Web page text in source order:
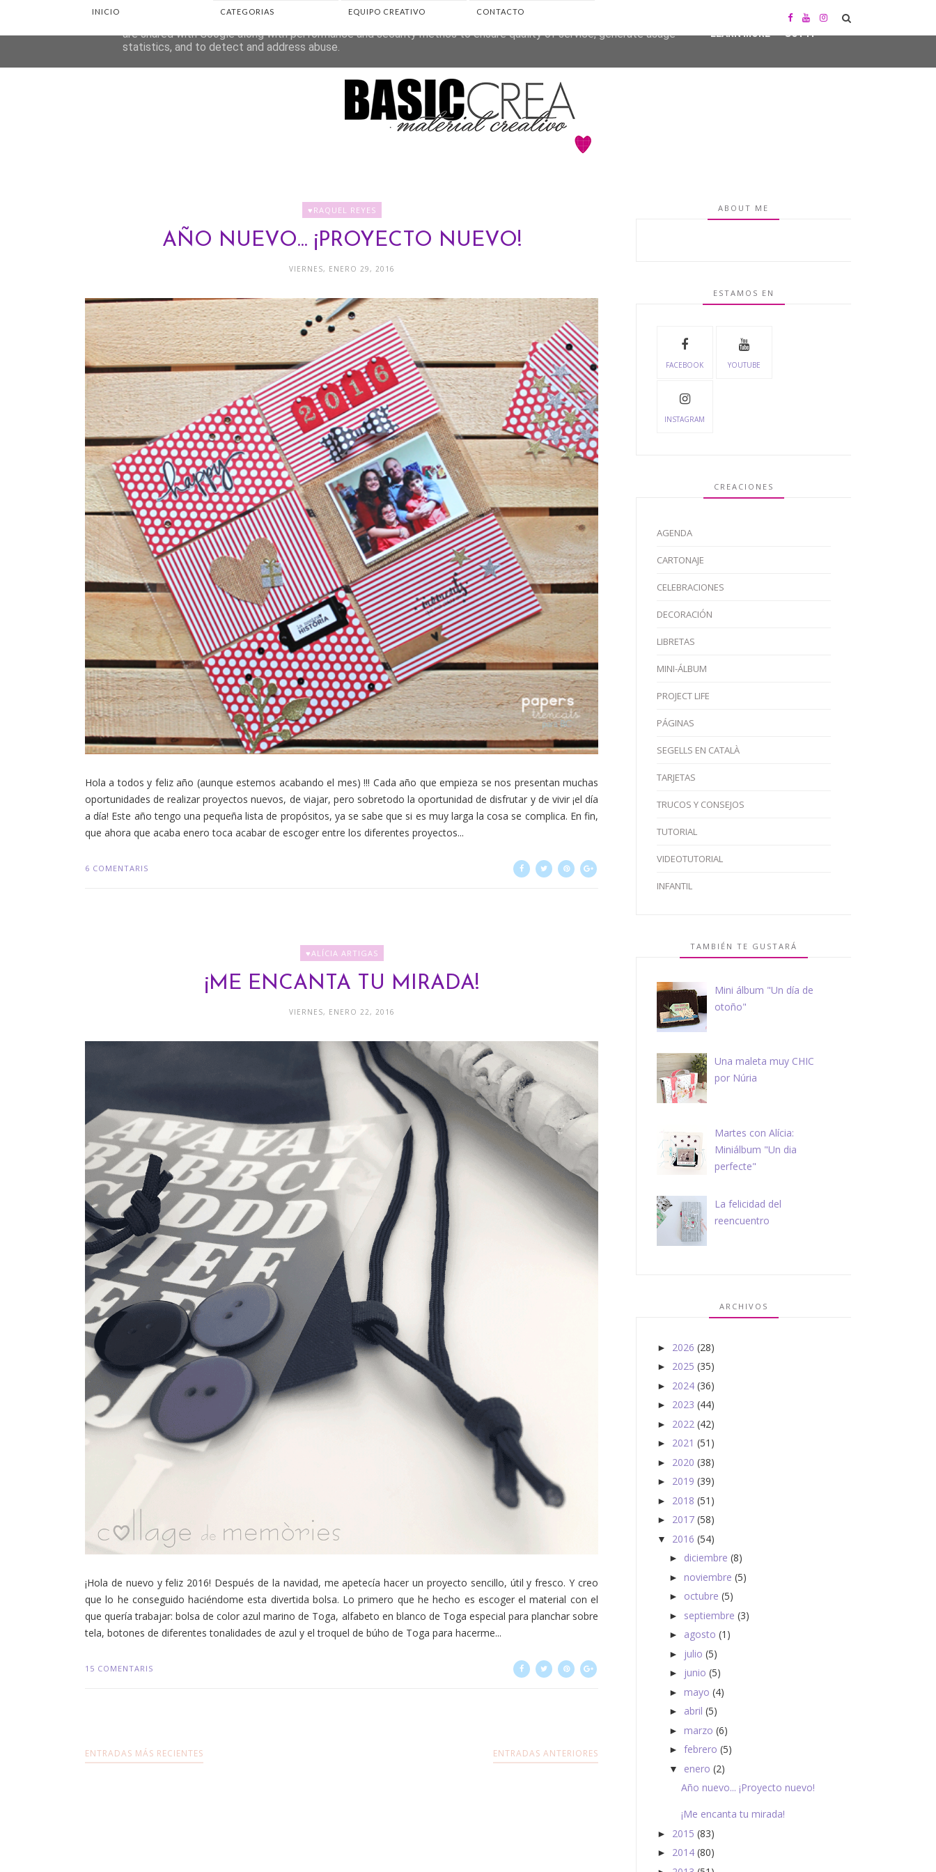
INICIO CATEGORIAS EQUIPO CREATIVO CONTACTO
♥RAQUEL REYES
AÑO NUEVO... ¡PROYECTO NUEVO!
VIERNES, ENERO 29, 2016
Hola a todos y feliz año (aunque estemos acabando el mes) !!! Cada año que empieza se nos presentan muchas
oportunidades de realizar proyectos nuevos, de viajar, pero sobretodo la oportunidad de disfrutar y de vivir ¡el día
a día! Este año tengo una pequeña lista de propósitos, ya se sabe que si es muy larga la cosa se complica. En fin,
que ahora que acaba enero toca acabar de escoger entre los diferentes proyectos...
6 COMENTARIS
♥ALÍCIA ARTIGAS
¡ME ENCANTA TU MIRADA!
VIERNES, ENERO 22, 2016
¡Hola de nuevo y feliz 2016! Después de la navidad, me apetecía hacer un proyecto sencillo, útil y fresco. Y creo
que lo he conseguido haciéndome esta divertida bolsa. Lo primero que he hecho es escoger el material con el
que quería trabajar: bolsa de color azul marino de Toga, alfabeto en blanco de Toga especial para planchar sobre
tela, botones de diferentes tonalidades de azul y el troquel de búho de Toga para hacerme...
15 COMENTARIS
ENTRADAS MÁS RECIENTES ENTRADAS ANTERIORES
ABOUT ME
ESTAMOS EN
FACEBOOK YOUTUBE
INSTAGRAM
CREACIONES
AGENDA
CARTONAJE
CELEBRACIONES
DECORACIÓN
LIBRETAS
MINI-ÁLBUM
PROJECT LIFE
PÁGINAS
SEGELLS EN CATALÀ
TARJETAS
TRUCOS Y CONSEJOS
TUTORIAL
VIDEOTUTORIAL
INFANTIL
TAMBIÉN TE GUSTARÁ
Mini álbum "Un día de
otoño"
Una maleta muy CHIC
por Núria
Martes con Alícia:
Miniálbum "Un dia
perfecte"
La felicidad del
reencuentro
ARCHIVOS
► 2026 (28)
► 2025 (35)
► 2024 (36)
► 2023 (44)
► 2022 (42)
► 2021 (51)
► 2020 (38)
► 2019 (39)
► 2018 (51)
► 2017 (58)
▼ 2016 (54)
► diciembre (8)
► noviembre (5)
► octubre (5)
► septiembre (3)
► agosto (1)
► julio (5)
► junio (5)
► mayo (4)
► abril (5)
► marzo (6)
► febrero (5)
▼ enero (2)
Año nuevo... ¡Proyecto nuevo!
¡Me encanta tu mirada!
► 2015 (83)
► 2014 (80)
This site uses cookies from Google to deliver its services and to analyze traffic. Your IP address and user-agent
are shared with Google along with performance and security metrics to ensure quality of service, generate usage
statistics, and to detect and address abuse.
LEARN MORE GOT IT